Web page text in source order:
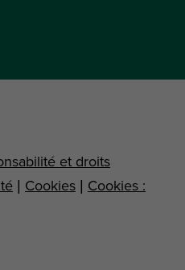
et droits
| Cookies | Cookies :